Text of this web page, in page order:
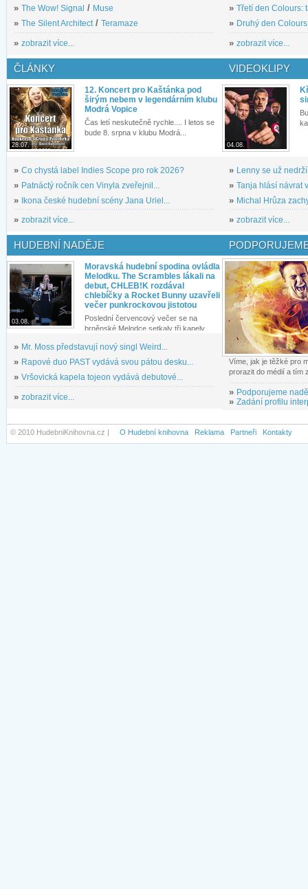
» The Wow! Signal / Muse
» The Silent Architect/ Teramaze
» zobrazit více...
» Třetí den Colours:
» Druhý den
» zobrazit více...
ČLÁNKY
28.07.
12. Koncert pro Kaštánka pod
širým nebem v legendárním klubu
Modrá Vopice
Čas letí neskutečně rychle.... I letos se
bude 8. srpna v klubu Modrá...
» Co chystá label Indies Scope pro rok 2026?
» Patnáctý ročník cen Vinyla zveřejnil...
» Ikona české hudební scény Jana Uriel...
» zobrazit více...
VIDEOKLIPY
04.08.
» Lenny se už
» Tanja hlásí návrat
» Michal Hrůza
» zobrazit více...
HUDEBNÍ NADĚJE
03.08.
Moravská hudební spodina ovládla
Melodku. The Scrambles lákali na
debut, CHLEB!K rozdával
chlebíčky a Rocket Bunny uzavřeli
večer punkrockovou jistotou
Poslední červencový večer se na
brněnské Melodce setkaly tři kapely...
» Mr. Moss představují nový singl Weird...
» Rapové duo PAST vydává svou pátou desku...
» Vršovická kapela tojeon vydává debutové...
» zobrazit více...
Víme, jak je těžké pro
prorazit do médií a tím
» Podporujeme
» Zadání profilu
© 2010 HudebniKnihovna.cz | O Hudební knihovna Reklama Partneři Kontakty